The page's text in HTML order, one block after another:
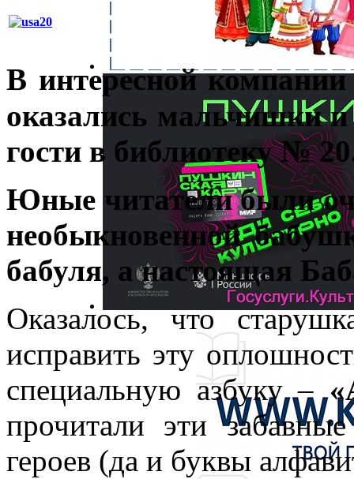
В интересной
оказались мальчишки
гости в библиотеку №
Юные читатели были
необыкновенной
бабуля, а настоящая
Оказалось, что
исправить эту
специальную азбуку –
прочитали эти
героев (да и буквы